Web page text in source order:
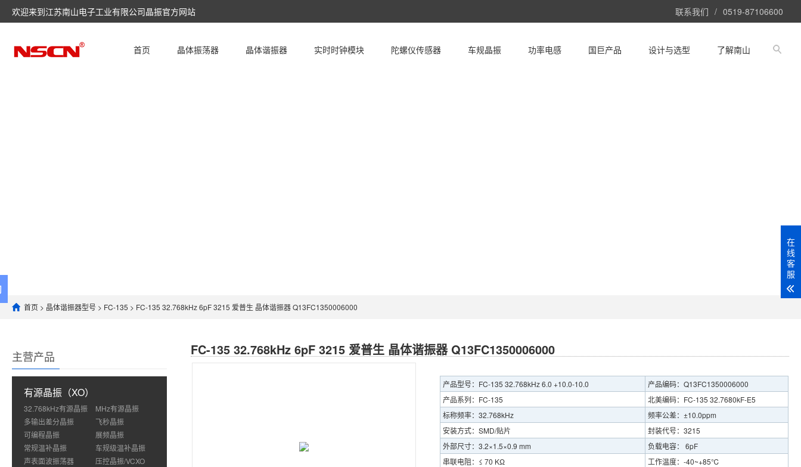
欢迎来到江苏南山电子工业有限公司晶振官方网站 联系我们 / 0519-87106600
首页 晶体振荡器 晶体谐振器 实时时钟模块 陀螺仪传感器 车规晶振 功率电感 国巨产品 设计与选型 了解南山
首页 > 晶体谐振器型号 > FC-135 > FC-135 32.768kHz 6pF 3215 爱普生 晶体谐振器 Q13FC1350006000
主营产品
有源晶振（XO）
32.768kHz有源晶振
MHz有源晶振
多输出差分晶振
飞秒晶振
可编程晶振
展频晶振
常规温补晶振
车规级温补晶振
声表面波振荡器
压控晶振/VCXO
FC-135 32.768kHz 6pF 3215 爱普生 晶体谐振器 Q13FC1350006000
产品型号：FC-135 32.768kHz 6.0 +10.0-10.0
产品编码：Q13FC1350006000
产品系列：FC-135
北美编码：FC-135 32.7680kF-E5
标称频率：32.768kHz
频率公差：±10.0ppm
安装方式：SMD/贴片
封装代号：3215
外部尺寸：3.2×1.5×0.9 mm
负载电容： 6pF
串联电阻：≤ 70 KΩ
工作温度：-40~+85℃
在
线
客
服